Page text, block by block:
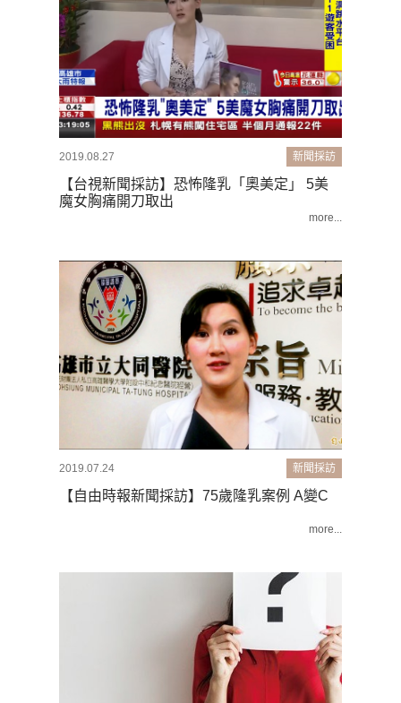
新聞採訪
2019.08.27
【台視新聞採訪】恐怖隆乳「奧美定」 5美
魔女胸痛開刀取出
more...
新聞採訪
2019.07.24
【自由時報新聞採訪】75歲隆乳案例 A變C
more...